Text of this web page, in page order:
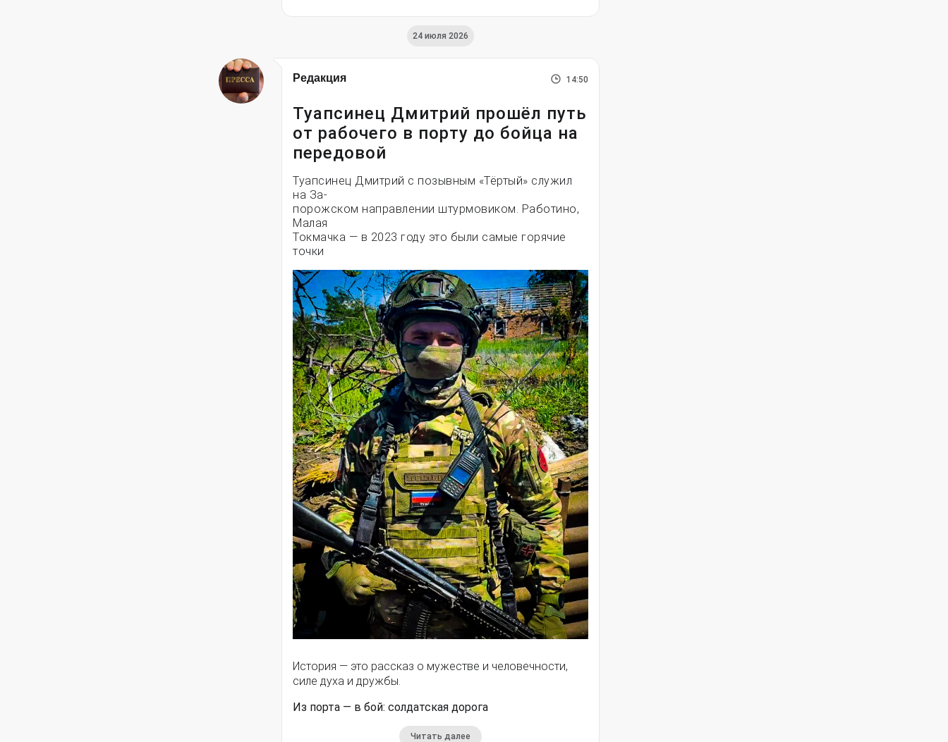
24 июля 2026
Редакция 14:50
Туапсинец Дмитрий прошёл путь
от рабочего в порту до бойца на
передовой
Туапсинец Дмитрий с позывным «Тёртый» служил
на За-
порожском направлении штурмовиком. Работино,
Малая
Токмачка — в 2023 году это были самые горячие
точки
История — это рассказ о мужестве и человечности,
силе духа и дружбы.
Из порта — в бой: солдатская дорога
Читать далее